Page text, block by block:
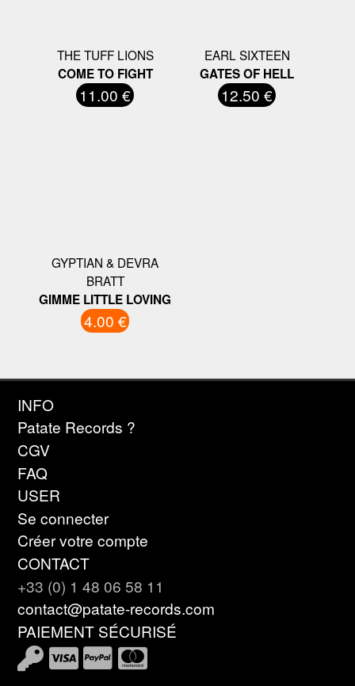
THE TUFF LIONS
COME TO FIGHT
11.00 €
EARL SIXTEEN
GATES OF HELL
12.50 €
GYPTIAN & DEVRA
BRATT
GIMME LITTLE LOVING
4.00 €
INFO
Patate Records ?
CGV
FAQ
USER
Se connecter
Créer votre compte
CONTACT
+33 (0) 1 48 06 58 11
contact@patate-records.com
PAIEMENT SÉCURISÉ